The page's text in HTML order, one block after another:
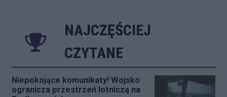
NAJCZĘŚCIEJ
CZYTANE
Niepokojące komunikaty! Wojsko
ogranicza przestrzeń lotniczą na